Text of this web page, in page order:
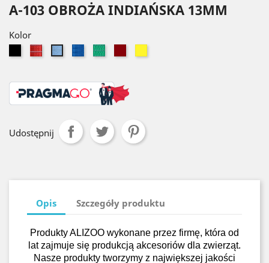
A-103 OBROŻA INDIAŃSKA 13MM
Kolor
CzarnyCzerwonyBłękitnyNiebieskiZielony
Udostępnij
Opis Szczegóły produktu
Produkty ALIZOO wykonane przez firmę, która od
lat zajmuje się produkcją akcesoriów dla zwierząt.
Nasze produkty tworzymy z największej jakości